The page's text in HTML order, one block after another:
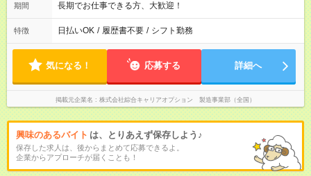
期間 長期でお仕事できる方、大歓迎！
特徴 日払いOK / 履歴書不要 / シフト勤務
気になる！ 応募する 詳細へ
掲載元企業名 株式会社綜合キャリアオプション 製造事業部（全国）
興味のあるバイト は、とりあえず保存しよう♪
保存した求人は、後からまとめて応募できるよ。
企業からアプローチが届くことも！